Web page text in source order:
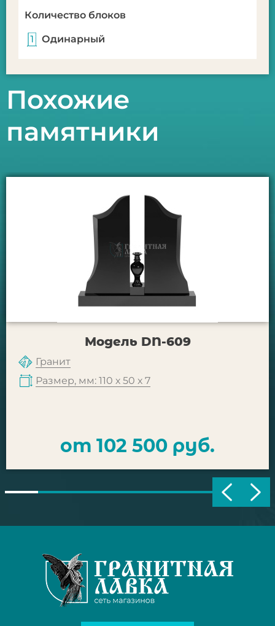
Количество блоков
Одинарный
Похожие
памятники
Модель DN-609
Гранит
Размер, мм: 110 х 50 х 7
от 102 500 руб.